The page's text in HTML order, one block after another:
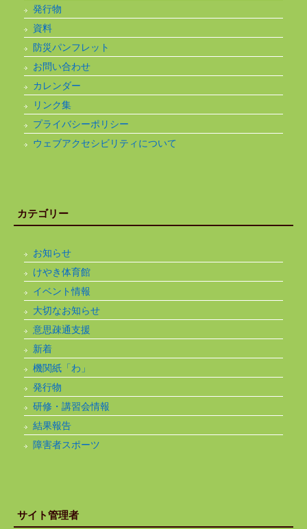
発行物
資料
防災パンフレット
お問い合わせ
カレンダー
リンク集
プライバシーポリシー
ウェブアクセシビリティについて
カテゴリー
お知らせ
けやき体育館
イベント情報
大切なお知らせ
意思疎通支援
新着
機関紙「わ」
発行物
研修・講習会情報
結果報告
障害者スポーツ
サイト管理者